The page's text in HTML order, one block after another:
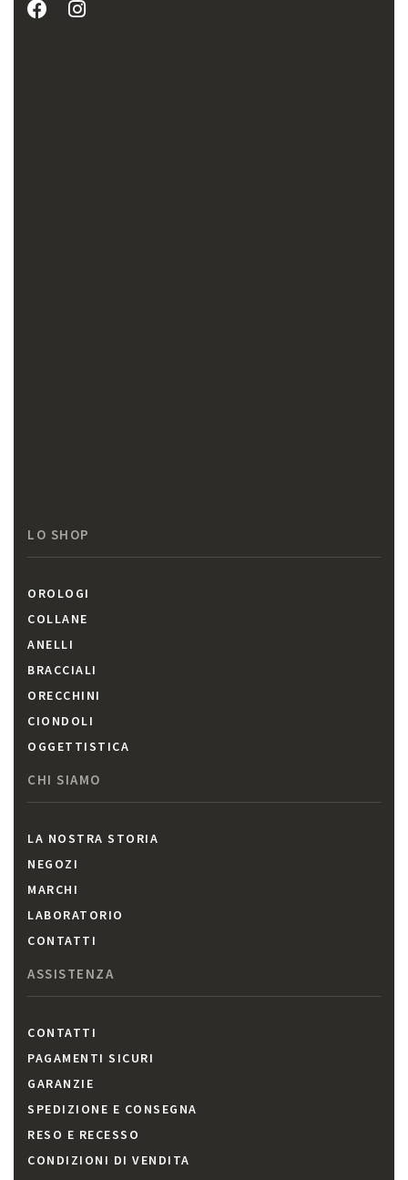
LO SHOP
OROLOGI
COLLANE
ANELLI
BRACCIALI
ORECCHINI
CIONDOLI
OGGETTISTICA
CHI SIAMO
LA NOSTRA STORIA
NEGOZI
MARCHI
LABORATORIO
CONTATTI
ASSISTENZA
CONTATTI
PAGAMENTI SICURI
GARANZIE
SPEDIZIONE E CONSEGNA
RESO E RECESSO
CONDIZIONI DI VENDITA